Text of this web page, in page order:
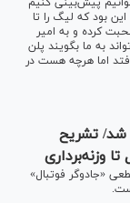
این بود که لیگ را تا
صحبت کرده و به امیر
به ما بگویند پلن
اما هرچه هست در
شد/ تشریح
وزنه‌برداری
«جادوگر فوتبال»